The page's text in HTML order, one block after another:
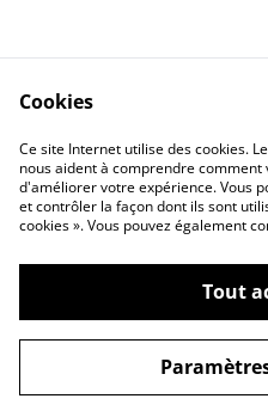
Contact Us
Privacy Policy
©2026aucoeurdesbebes
Cookies
Ce site Internet utilise des cookies.
nous aident à comprendre
d'améliorer votre expérience. Vous
et contrôler la façon dont ils sont
cookies ». Vous pouvez également
Tout